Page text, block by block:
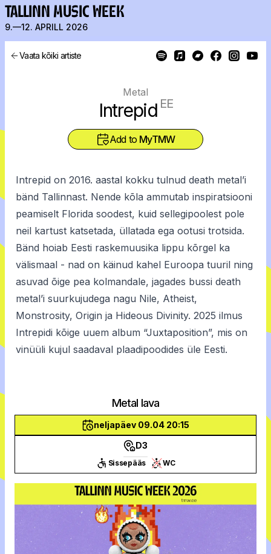
TALLINN MUSIC WEEK
9.—12. APRILL 2026
Vaata kõiki artiste
Metal
Intrepid EE
Add to MyTMW
Intrepid on 2016. aastal kokku tulnud death metal’i
bänd Tallinnast. Nende kõla ammutab inspiratsiooni
peamiselt Florida soodest, kuid sellegipoolest pole
neil kartust katsetada, üllatada ega ootusi trotsida.
Bänd hoiab Eesti raskemuusika lippu kõrgel ka
välismaal - nad on käinud kahel Euroopa tuuril ning
asuvad õige pea kolmandale, jagades bussi death
metal’i suurkujudega nagu Nile, Atheist,
Monstrosity, Origin ja Hideous Divinity. 2025 ilmus
Intrepidi kõige uuem album “Juxtaposition”, mis on
vinüüli kujul saadaval plaadipoodides üle Eesti.
Metal lava
neljapäev 09.04 20:15
D3
Sissepääs WC